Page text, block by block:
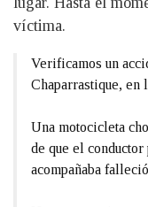
víctima.
Verificamos un
Chaparrastique, en
Una motocicleta
de que el
acompañaba